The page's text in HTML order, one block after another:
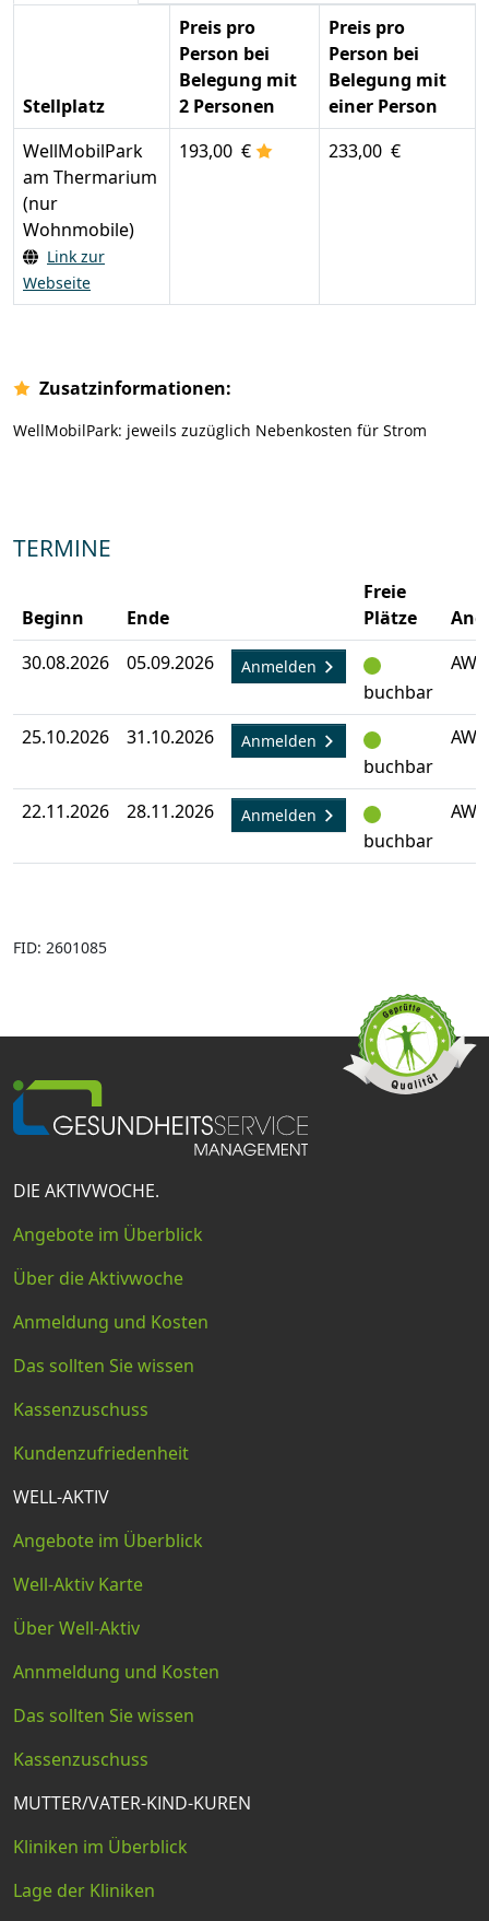
Stellplatz
Preis pro
Person bei
Belegung mit
2 Personen
Preis pro
Person bei
Belegung mit
einer Person
WellMobilPark
am Thermarium
(nur
Wohnmobile)
Link zur
Webseite
193,00 € 233,00 €
Zusatzinformationen:
WellMobilPark: jeweils zuzüglich Nebenkosten für Strom
TERMINE
Beginn Ende
Freie
Plätze
30.08.2026
05.09.2026 Anmelden
buchbar
25.10.2026 31.10.2026 Anmelden
buchbar
22.11.2026 28.11.2026 Anmelden
buchbar
FID: 2601085
DIE AKTIVWOCHE.
Angebote im Überblick
Über die Aktivwoche
Anmeldung und Kosten
Das sollten Sie wissen
Kassenzuschuss
Kundenzufriedenheit
WELL-AKTIV
Angebote im Überblick
Well-Aktiv Karte
Über Well-Aktiv
Annmeldung und Kosten
Das sollten Sie wissen
Kassenzuschuss
MUTTER/VATER-KIND-KUREN
Kliniken im Überblick
Lage der Kliniken